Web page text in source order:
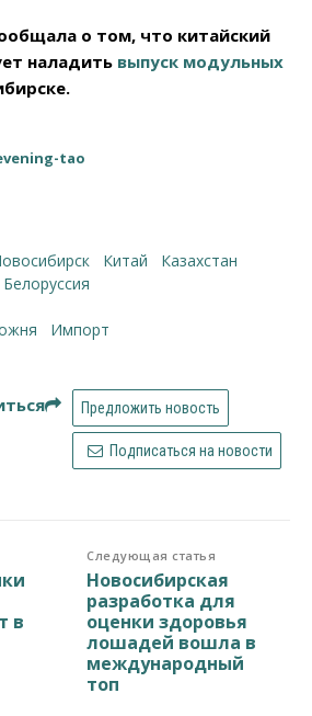
о том, что китайский
наладить выпуск модульных
tao
Новосибирск Китай
Казахстан
Белоруссия
импорт
Предложить новость
Подписаться на новости
в
Следующая статья
Новосибирская
разработка для
оценки здоровья
лошадей вошла в
международный
топ